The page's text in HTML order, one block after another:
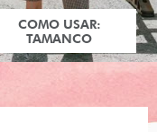
COMO USAR:
TAMANCO